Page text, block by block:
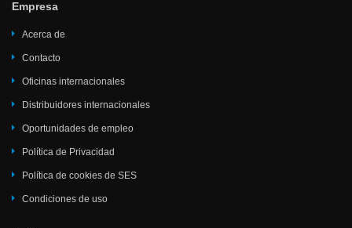
Empresa
Acerca de
Contacto
Oficinas internacionales
Distribuidores internacionales
Oportunidades de empleo
Política de Privacidad
Política de cookies de SES
Condiciones de uso